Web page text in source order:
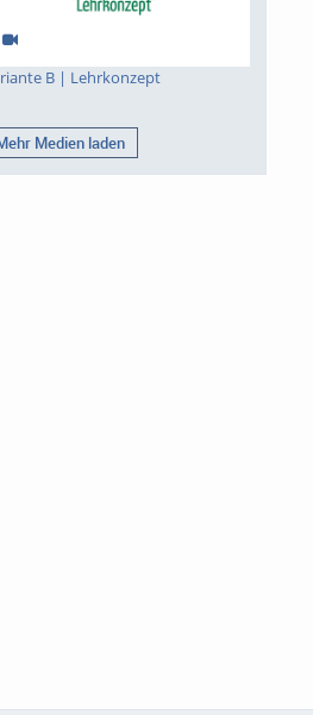
Interview
B | Lehrkonzept
Medien laden